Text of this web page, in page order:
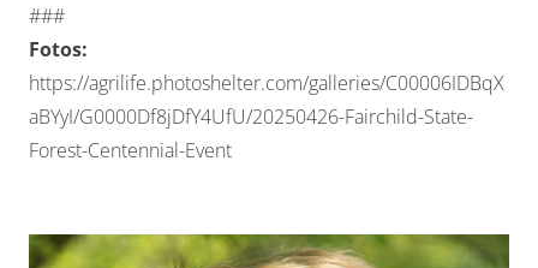
###
Fotos:
https://agrilife.photoshelter.com/galleries/C00006IDBqX
aBYyI/G0000Df8jDfY4UfU/20250426-Fairchild-State-
Forest-Centennial-Event